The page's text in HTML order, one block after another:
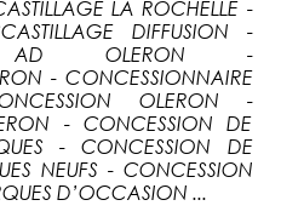
LA ROCHELLE -
DIFFUSION -
AD OLERON -
- CONCESSIONNAIRE
OLERON -
- CONCESSION DE
- CONCESSION DE
NEUFS - CONCESSION
D’OCCASION ...